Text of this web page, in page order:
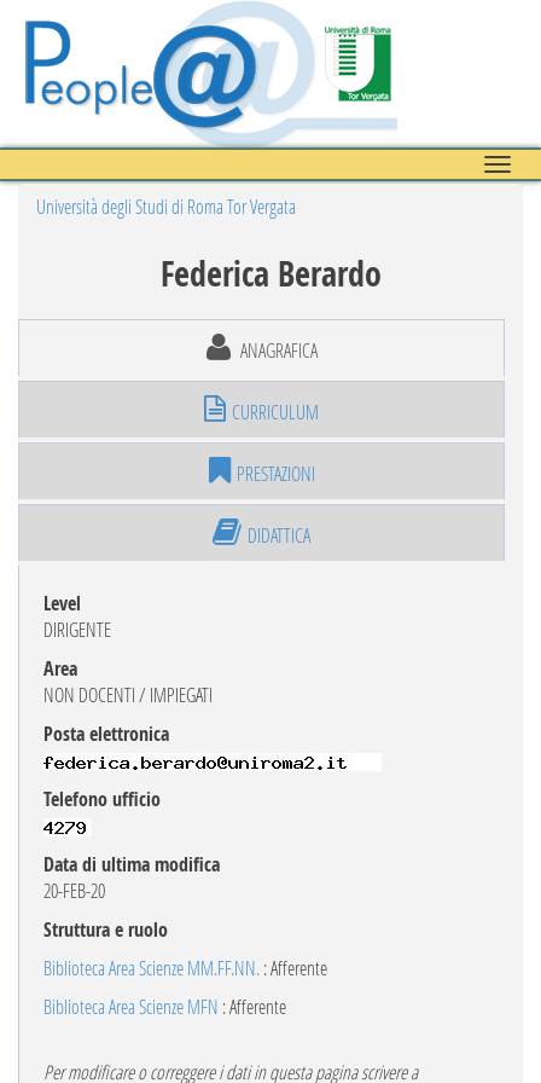
Toggle
Università degli Studi di Roma Tor Vergata
Federica Berardo
ANAGRAFICA
CURRICULUM
PRESTAZIONI
DIDATTICA
Level
DIRIGENTE
Area
NON DOCENTI / IMPIEGATI
Posta elettronica
Telefono ufficio
Data di ultima modifica
20-FEB-20
Struttura e ruolo
Biblioteca Area Scienze MM.FF.NN. : Afferente
Biblioteca Area Scienze MFN : Afferente
Per modificare o correggere i dati in questa pagina scrivere a